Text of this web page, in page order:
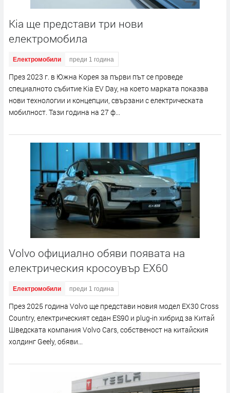
Kia ще представи три нови
електромобила
Електромобили преди 1 година
През 2023 г. в Южна Корея за първи път се проведе
специалното събитие Kia EV Day, на което марката показва
нови технологии и концепции, свързани с електрическата
мобилност. Тази година на 27 ф...
Volvo официално обяви появата на
електрическия кросоувър EX60
Електромобили преди 1 година
През 2025 година Volvo ще представи новия модел EX30 Cross
Country, електрическият седан ES90 и plug-in хибрид за Китай
Шведската компания Volvo Cars, собственост на китайския
холдинг Geely, обяви...